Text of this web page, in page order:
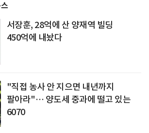
서장훈, 28억에 산 양재역 빌딩
450억에 내놨다
"직접 농사 안 지으면 내년까지
팔아라"… 양도세 중과에 떨고 있는
6070